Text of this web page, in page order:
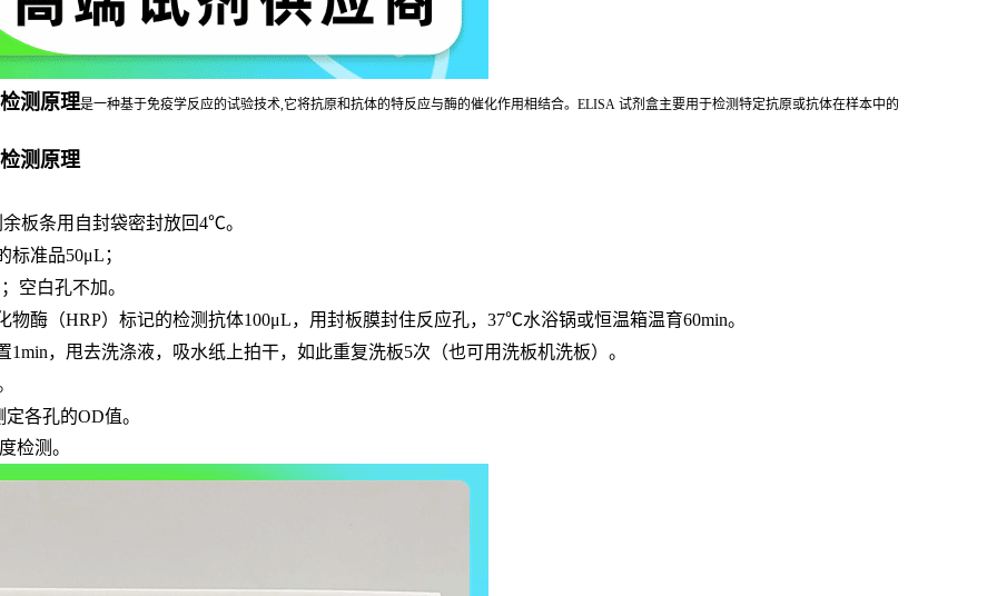
测原理是一种基于免疫学反应的试验技术,它将抗原和抗体的特反应与酶的催化作用相结合。ELISA 试剂盒主要用于检测特定抗原或抗体在样本中的
测原理
板条用自封袋密封放回4℃。
标准品50μL；
空白孔不加。
物酶（HRP）标记的检测抗体100μL，用封板膜封住反应孔，37℃水浴锅或恒温箱温育60min。
1min，甩去洗涤液，吸水纸上拍干，如此重复洗板5次（也可用洗板机洗板）。
各孔的OD值。
检测。